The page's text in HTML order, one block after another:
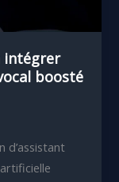
intégrer
boosté
d’assistant